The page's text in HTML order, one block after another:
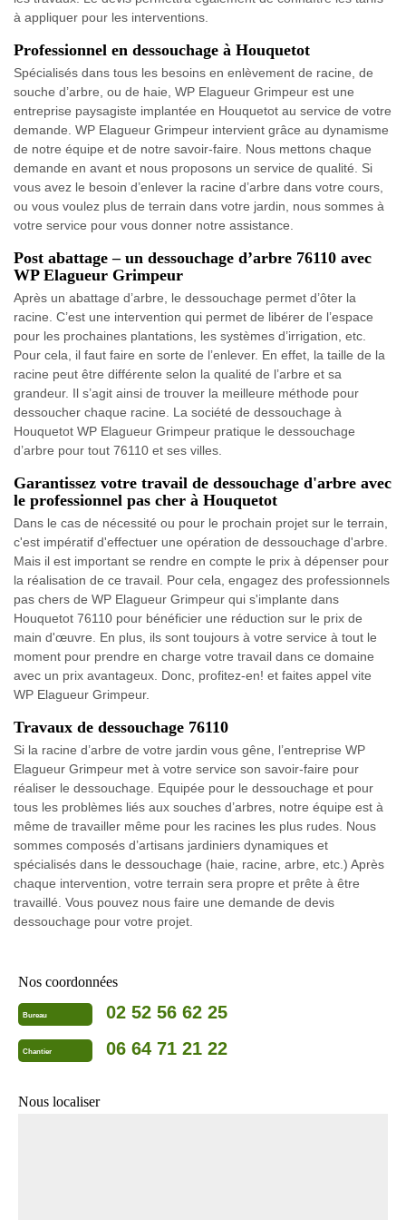
à appliquer pour les interventions.
Professionnel en dessouchage à Houquetot
Spécialisés dans tous les besoins en enlèvement de racine, de
souche d’arbre, ou de haie, WP Elagueur Grimpeur est une
entreprise paysagiste implantée en Houquetot au service de votre
demande. WP Elagueur Grimpeur intervient grâce au dynamisme
de notre équipe et de notre savoir-faire. Nous mettons chaque
demande en avant et nous proposons un service de qualité. Si
vous avez le besoin d’enlever la racine d’arbre dans votre cours,
ou vous voulez plus de terrain dans votre jardin, nous sommes à
votre service pour vous donner notre assistance.
Post abattage – un dessouchage d’arbre 76110 avec
WP Elagueur Grimpeur
Après un abattage d’arbre, le dessouchage permet d’ôter la
racine. C’est une intervention qui permet de libérer de l’espace
pour les prochaines plantations, les systèmes d’irrigation, etc.
Pour cela, il faut faire en sorte de l’enlever. En effet, la taille de la
racine peut être différente selon la qualité de l’arbre et sa
grandeur. Il s’agit ainsi de trouver la meilleure méthode pour
dessoucher chaque racine. La société de dessouchage à
Houquetot WP Elagueur Grimpeur pratique le dessouchage
d’arbre pour tout 76110 et ses villes.
Garantissez votre travail de dessouchage d'arbre avec
le professionnel pas cher à Houquetot
Dans le cas de nécessité ou pour le prochain projet sur le terrain,
c'est impératif d'effectuer une opération de dessouchage d'arbre.
Mais il est important se rendre en compte le prix à dépenser pour
la réalisation de ce travail. Pour cela, engagez des professionnels
pas chers de WP Elagueur Grimpeur qui s'implante dans
Houquetot 76110 pour bénéficier une réduction sur le prix de
main d'œuvre. En plus, ils sont toujours à votre service à tout le
moment pour prendre en charge votre travail dans ce domaine
avec un prix avantageux. Donc, profitez-en! et faites appel vite
WP Elagueur Grimpeur.
Travaux de dessouchage 76110
Si la racine d’arbre de votre jardin vous gêne, l’entreprise WP
Elagueur Grimpeur met à votre service son savoir-faire pour
réaliser le dessouchage. Equipée pour le dessouchage et pour
tous les problèmes liés aux souches d’arbres, notre équipe est à
même de travailler même pour les racines les plus rudes. Nous
sommes composés d’artisans jardiniers dynamiques et
spécialisés dans le dessouchage (haie, racine, arbre, etc.) Après
chaque intervention, votre terrain sera propre et prête à être
travaillé. Vous pouvez nous faire une demande de devis
dessouchage pour votre projet.
Nos coordonnées
Bureau 02 52 56 62 25
Chantier 06 64 71 21 22
Nous localiser